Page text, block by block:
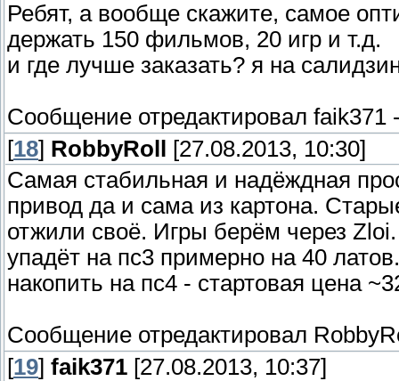
Ребят, а вообще скажите, самое
держать 150 фильмов, 20 игр и т.д.
и где лучше заказать? я на
Сообщение отредактировал faik371
[18] RobbyRoll
[27.08.2013, 10:30]
Самая стабильная и надёждная
привод да и сама из картона.
отжили своё. Игры берём через
упадёт на пс3 примерно на 40
накопить на пс4 - стартовая цена
Сообщение отредактировал
[19] faik371 [27.08.2013, 10:37]